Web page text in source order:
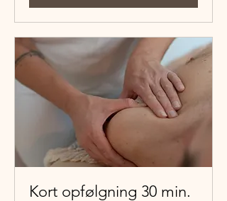
Kort opfølgning 30 min.